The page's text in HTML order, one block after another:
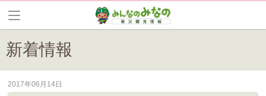
新着情報
皆野町のイベントやお祭り、花情報等の最新情報や観光協会会員情報
2017年06月14日